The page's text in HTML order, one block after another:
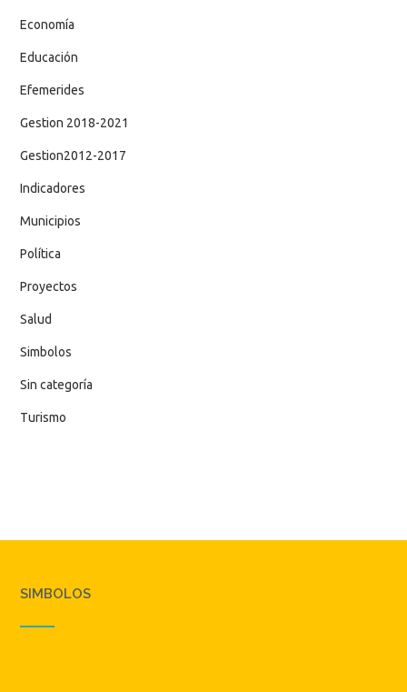
Economía
Educación
Efemerides
Gestion 2018-2021
Gestion2012-2017
Indicadores
Municipios
Política
Proyectos
Salud
Simbolos
Sin categoría
Turismo
SIMBOLOS